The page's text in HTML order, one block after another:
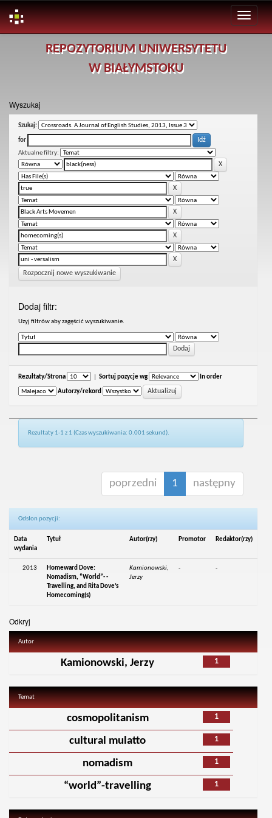
REPOZYTORIUM UNIWERSYTETU
W BIAŁYMSTOKU
Wyszukaj
Szukaj:
for
Aktualne filtry:
Rozpocznij nowe wyszukiwanie
Dodaj filtr:
Uzyj filtrów aby zagęścić wyszukiwanie.
Rezultaty/Strona Sortuj pozycje wg In order
Autorzy/rekord
Rezultaty 1-1 z 1 (Czas wyszukiwania: 0.001 sekund).
poprzedni 1 następny
Odsłon pozycji:
Data
wydania
Tytuł Autor(rzy) Promotor Redaktor(rzy)
2013
Homeward Dove:
Nomadism, “World”- -
Travelling, and Rita Dove’s
Homecoming(s)
Kamionowski,
Jerzy
- -
Odkryj
Autor
1
Kamionowski, Jerzy
Temat
1
cosmopolitanism
1
cultural mulatto
1
nomadism
1
“world”-travelling